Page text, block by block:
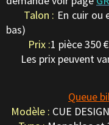
Talon : En cuir ou
bas)
Prix :1 pièce 350
Les prix peuvent
Queue
Modèle : CUE